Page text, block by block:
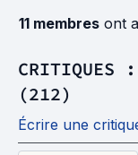
11 membres ont
CRITIQUES
(212)
Écrire une